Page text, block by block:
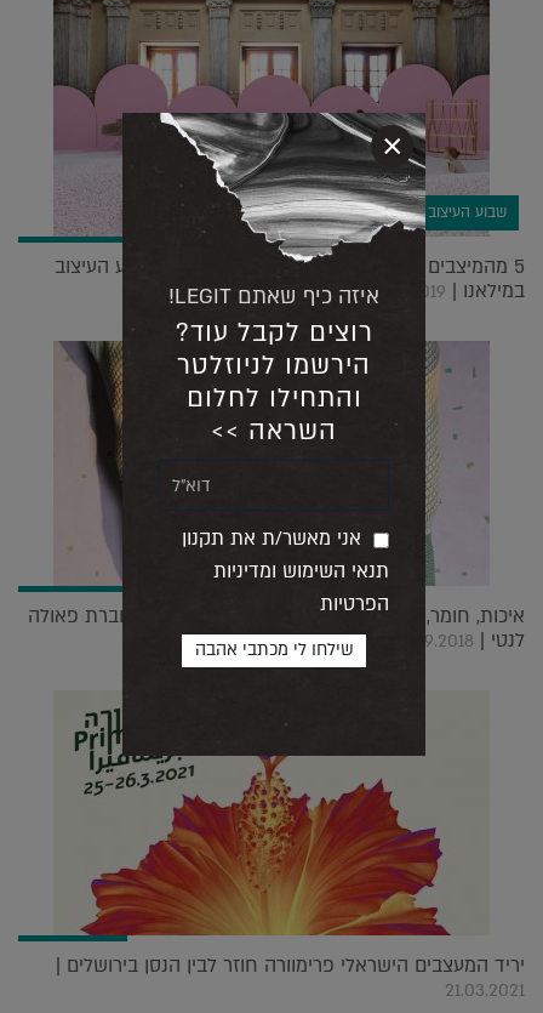
שבוע העיצוב במילאנו
5 מהמיצבים הפואטיים שריגשו אותנו במיוחד בשבוע העיצוב
במילאנו | 20.05.2019
איכות, חומר, מחקר ואחריות: מאחורי הקלעים של חברת פאולה
לנטי | 02.09.2018
יריד המעצבים הישראלי פרימוורה חוזר לבין הנסן בירושלים |
21.03.2021
איזה כיף שאתם LEGIT!
רוצים לקבל עוד?
הירשמו לניוזלטר
והתחילו לחלום
השראה >>
אני מאשר/ת את תקנון
תנאי השימוש ומדיניות
הפרטיות
×